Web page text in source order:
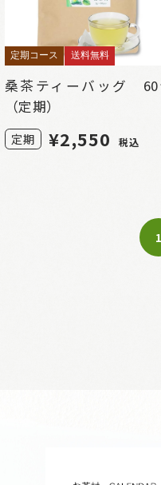
定期コース 送料無料
桑茶ティーバッグ 60
（定期）
定期 ¥2,550 税込
1